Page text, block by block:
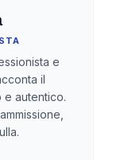
e
il
autentico.